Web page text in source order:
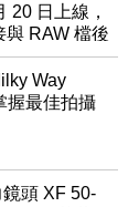
20 日上線，
與 RAW 檔後
Way
握最佳拍攝
頭 XF 50-